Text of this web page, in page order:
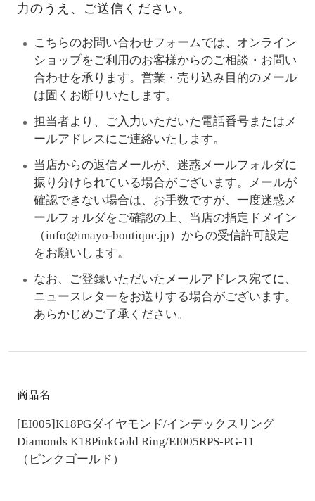
力のうえ、ご送信ください。
こちらのお問い合わせフォームでは、オンライン
ショップをご利用のお客様からのご相談・お問い
合わせを承ります。営業・売り込み目的のメール
は固くお断りいたします。
担当者より、ご入力いただいた電話番号またはメ
ールアドレスにご連絡いたします。
当店からの返信メールが、迷惑メールフォルダに
振り分けられている場合がございます。メールが
確認できない場合は、お手数ですが、一度迷惑メ
ールフォルダをご確認の上、当店の指定ドメイン
（info@imayo-boutique.jp）からの受信許可設定
をお願いします。
なお、ご登録いただいたメールアドレス宛てに、
ニュースレターをお送りする場合がございます。
あらかじめご了承ください。
商品名
[EI005]K18PGダイヤモンド/インデックスリング
Diamonds K18PinkGold Ring/EI005RPS-PG-11
（ピンクゴールド）